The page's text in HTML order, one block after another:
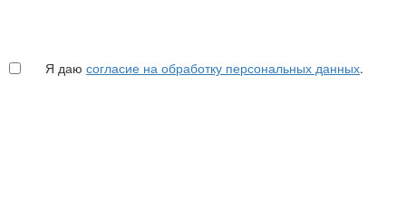
Я даю согласие на обработку персональных данных.